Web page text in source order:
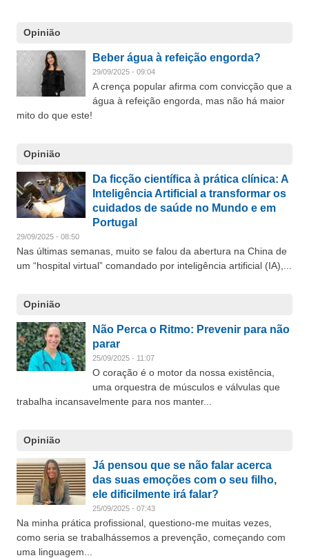
Opinião
Beber água à refeição engorda?
29/09/2025 - 09:04
A crença popular afirma com convicção que a
água à refeição engorda, mas não há maior
mito do que este!
Opinião
Da ficção científica à prática clínica: A
Inteligência Artificial a transformar os
cuidados de saúde no Mundo e em
Portugal
29/09/2025 - 08:50
Nas últimas semanas, muito se falou da abertura na China de
um “hospital virtual” comandado por inteligência artificial (IA),...
Opinião
Não Perca o Ritmo: Prevenir para não
parar
25/09/2025 - 11:07
O coração é o motor da nossa existência,
uma orquestra de músculos e válvulas que
trabalha incansavelmente para nos manter...
Opinião
Já pensou que se não falar acerca
das suas emoções com o seu filho,
ele dificilmente irá falar?
25/09/2025 - 07:43
Na minha prática profissional, questiono-me muitas vezes,
como seria se trabalhássemos a prevenção, começando com
uma linguagem...